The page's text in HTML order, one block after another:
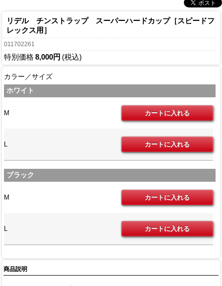
リデル チンストラップ スーパーハードカップ［スピードフ
レックス用］
011702261
特別価格 8,000円 (税込)
カラー／サイズ
ホワイト
M
L
ブラック
M
L
商品説明